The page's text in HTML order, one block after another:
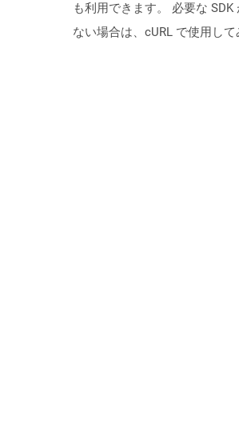
も利用できます。 必要な SDK
ない場合は、cURL で使用して